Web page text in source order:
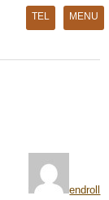
MENU
endroll